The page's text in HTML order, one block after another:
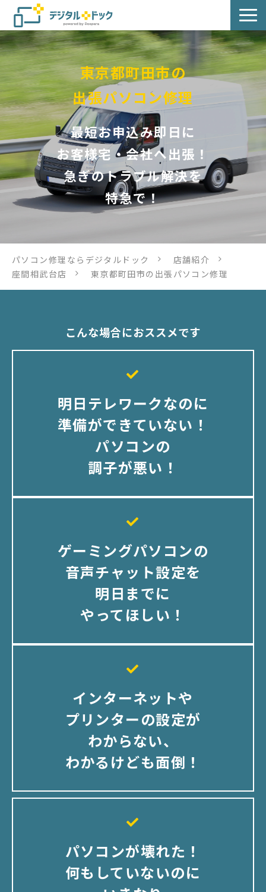
パソコン修理
サービス
サービス提供方法
店舗紹介
デジタルドックブログ
東京都町田市の
出張パソコン修理
最短お申込み即日に
お客様宅・会社へ出張！
急ぎのトラブル解決を
特急で！
パソコン修理ならデジタルドック
店舗紹介
座間相武台店
東京都町田市の出張パソコン修理
こんな場合におススメです
明日テレワークなのに
準備ができていない！
パソコンの
調子が悪い！
ゲーミングパソコンの
音声チャット設定を
明日までに
やってほしい！
インターネットや
プリンターの設定が
わからない、
わかるけども面倒！
パソコンが壊れた！
何もしていないのに